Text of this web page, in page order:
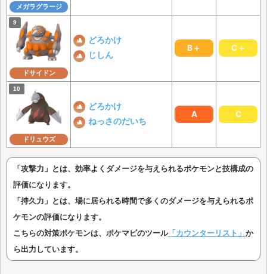
メガラグラージ
ドサイドン
どろかけ
じしん
B＋ C＋
ドリュウズ
どろかけ
ねっさのだいち
A C
「攻撃力」とは、効率よくダメージを与えられるポケモンと技構成の
評価になります。
「持久力」とは、場に居られる時間で多くのダメージを与えられるポ
ケモンの評価になります。
こちらの対策ポケモンは、ポケマピのツール「カウンターリスト」 か
ら出力しています。